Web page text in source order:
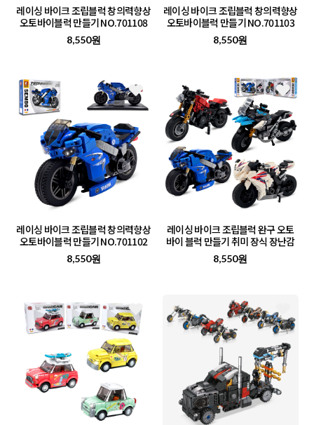
레이싱 바이크 조립블럭 창의력향상
오토바이블럭 만들기 NO.701108
8,550원
레이싱 바이크 조립블럭 창의력향상
오토바이블럭 만들기 NO.701103
8,550원
레이싱 바이크 조립블럭 창의력향상
오토바이블럭 만들기 NO.701102
8,550원
레이싱 바이크 조립블럭 완구 오토
바이 블럭 만들기 취미 장식 장난감
8,550원